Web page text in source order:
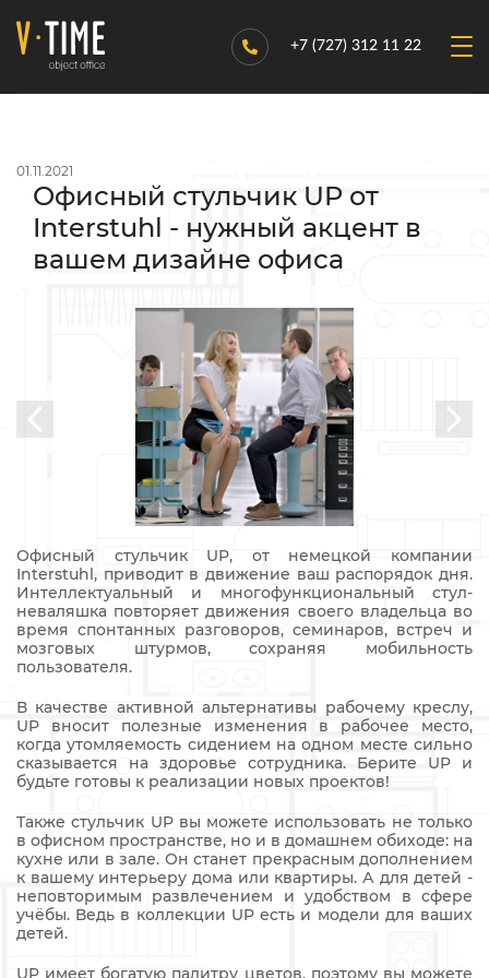
+7 (727) 312 11 22
01.11.2021
Офисный стульчик UP от
Interstuhl - нужный акцент в
вашем дизайне офиса
Офисный стульчик UP, от немецкой компании
Interstuhl, приводит в движение ваш распорядок дня.
Интеллектуальный и многофункциональный стул-
неваляшка повторяет движения своего владельца во
время спонтанных разговоров, семинаров, встреч и
мозговых штурмов, сохраняя мобильность
пользователя.
В качестве активной альтернативы рабочему креслу,
UP вносит полезные изменения в рабочее место,
когда утомляемость сидением на одном месте сильно
сказывается на здоровье сотрудника. Берите UP и
будьте готовы к реализации новых проектов!
Также стульчик UP вы можете использовать не только
в офисном пространстве, но и в домашнем обиходе: на
кухне или в зале. Он станет прекрасным дополнением
к вашему интерьеру дома или квартиры. А для детей -
неповторимым развлечением и удобством в сфере
учёбы. Ведь в коллекции UP есть и модели для ваших
детей.
UP имеет богатую палитру цветов, поэтому вы можете